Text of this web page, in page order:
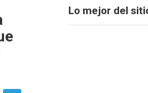
Lo mejor del